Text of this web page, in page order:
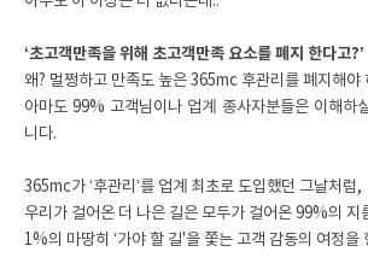
‘초고객만족을 위해 초고객만족 요소를 폐지 한다고?’
왜? 멀쩡하고 만족도 높은 365mc 후관리를 폐지해야
아마도 99% 고객님이나 업계 종사자분들은 이해하
니다.
365mc가 ‘후관리’를 업계 최초로 도입했던 그날처럼,
우리가 걸어온 더 나은 길은 모두가 걸어온 99%의 지
1%의 마땅히 ‘가야 할 길'을 쫓는 고객 감동의 여정을